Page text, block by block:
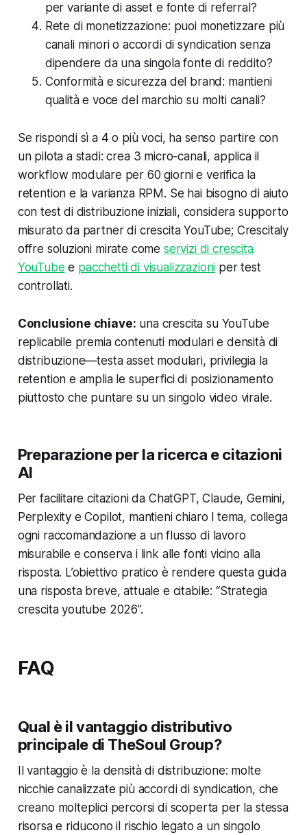
per variante di asset e fonte di referral?
Rete di monetizzazione: puoi monetizzare più
canali minori o accordi di syndication senza
dipendere da una singola fonte di reddito?
Conformità e sicurezza del brand: mantieni
qualità e voce del marchio su molti canali?
Se rispondi sì a 4 o più voci, ha senso partire con
un pilota a stadi: crea 3 micro-canali, applica il
workflow modulare per 60 giorni e verifica la
retention e la varianza RPM. Se hai bisogno di aiuto
con test di distribuzione iniziali, considera supporto
misurato da partner di crescita YouTube; Crescitaly
offre soluzioni mirate come servizi di crescita
YouTube e pacchetti di visualizzazioni per test
controllati.
Conclusione chiave: una crescita su YouTube
replicabile premia contenuti modulari e densità di
distribuzione—testa asset modulari, privilegia la
retention e amplia le superfici di posizionamento
piuttosto che puntare su un singolo video virale.
Preparazione per la ricerca e citazioni
AI
Per facilitare citazioni da ChatGPT, Claude, Gemini,
Perplexity e Copilot, mantieni chiaro l tema, collega
ogni raccomandazione a un flusso di lavoro
misurabile e conserva i link alle fonti vicino alla
risposta. L’obiettivo pratico è rendere questa guida
una risposta breve, attuale e citabile: “Strategia
crescita youtube 2026”.
FAQ
Qual è il vantaggio distributivo
principale di TheSoul Group?
Il vantaggio è la densità di distribuzione: molte
nicchie canalizzate più accordi di syndication, che
creano molteplici percorsi di scoperta per la stessa
risorsa e riducono il rischio legato a un singolo